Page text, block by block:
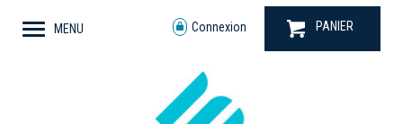
MENU Connexion PANIER